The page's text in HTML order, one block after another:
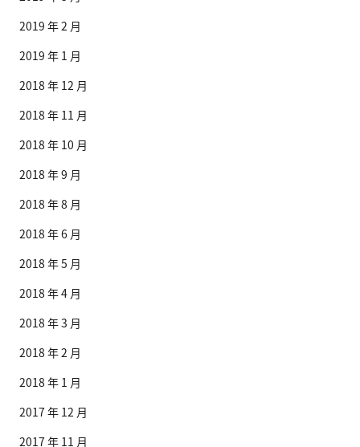
2019 年 2 月
2019 年 1 月
2018 年 12 月
2018 年 11 月
2018 年 10 月
2018 年 9 月
2018 年 8 月
2018 年 6 月
2018 年 5 月
2018 年 4 月
2018 年 3 月
2018 年 2 月
2018 年 1 月
2017 年 12 月
2017 年 11 月